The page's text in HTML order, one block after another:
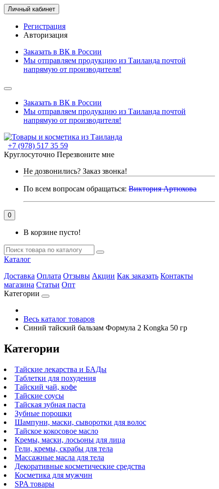
Личный кабинет
Регистрация
Авторизация
Заказать в ВК в России
Мы отправляем продукцию из Таиланда почтой
напрямую от производителя!
Заказать в ВК в России
Мы отправляем продукцию из Таиланда почтой
напрямую от производителя!
+7 (978) 517 35 59
Круглосуточно Перезвоните мне
Не дозвонились? Заказ звонка!
По всем вопросам обращаться: Виктория Артюхова
0
В корзине пусто!
Каталог
Доставка Оплата Отзывы Акции Как заказать Контакты
магазина Статьи Опт
Категории
Весь каталог товаров
Синий тайский бальзам Формула 2 Kongka 50 гр
Категории
Тайские лекарства и БАДы
Таблетки для похудения
Тайский чай, кофе
Тайские соусы
Тайская зубная паста
Зубные порошки
Шампуни, маски, сыворотки для волос
Тайское кокосовое масло
Кремы, маски, лосьоны для лица
Гели, кремы, скрабы для тела
Массажные масла для тела
Декоративные косметические средства
Косметика для мужчин
SPA товары